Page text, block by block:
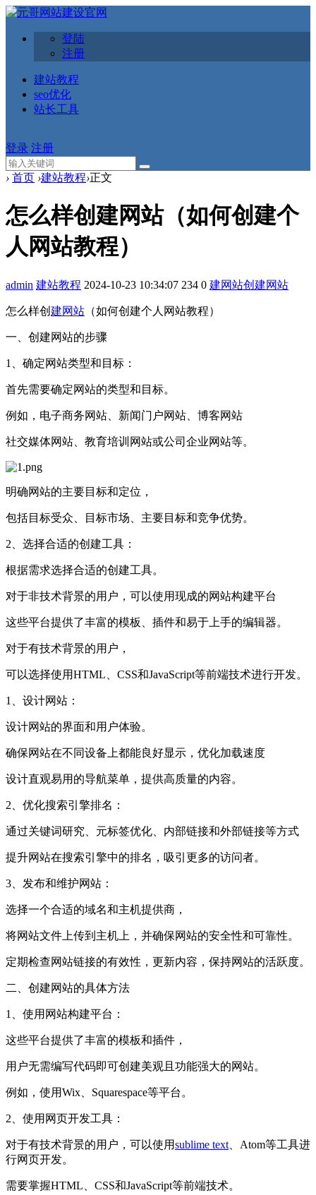
登陆
注册
建站教程
seo优化
站长工具
登录 注册
› 首页 ›建站教程›正文
怎么样创建网站（如何创建个
人网站教程）
admin 建站教程 2024-10-23 10:34:07 234 0 建网站创建网站
怎么样创 建网站 （如何创建个人网站教程）
一、创建网站的步骤
1、确定网站类型和目标：
首先需要确定网站的类型和目标。
例如，电子商务网站、新闻门户网站、博客网站
社交媒体网站、教育培训网站或公司企业网站等。
明确网站的主要目标和定位，
包括目标受众、目标市场、主要目标和竞争优势。
2、选择合适的创建工具：
根据需求选择合适的创建工具。
对于非技术背景的用户，可以使用现成的网站构建平台
这些平台提供了丰富的模板、插件和易于上手的编辑器。
对于有技术背景的用户，
可以选择使用HTML、CSS和JavaScript等前端技术进行开发。
1、设计网站：
设计网站的界面和用户体验。
确保网站在不同设备上都能良好显示，优化加载速度
设计直观易用的导航菜单，提供高质量的内容。
2、优化搜索引擎排名：
通过关键词研究、元标签优化、内部链接和外部链接等方式
提升网站在搜索引擎中的排名，吸引更多的访问者。
3、发布和维护网站：
选择一个合适的域名和主机提供商，
将网站文件上传到主机上，并确保网站的安全性和可靠性。
定期检查网站链接的有效性，更新内容，保持网站的活跃度。
二、创建网站的具体方法
1、使用网站构建平台：
这些平台提供了丰富的模板和插件，
用户无需编写代码即可创建美观且功能强大的网站。
例如，使用Wix、Squarespace等平台。
2、使用网页开发工具：
对于有技术背景的用户，可以使用sublime text 、Atom等工具进
行网页开发。
需要掌握HTML、CSS和JavaScript等前端技术。